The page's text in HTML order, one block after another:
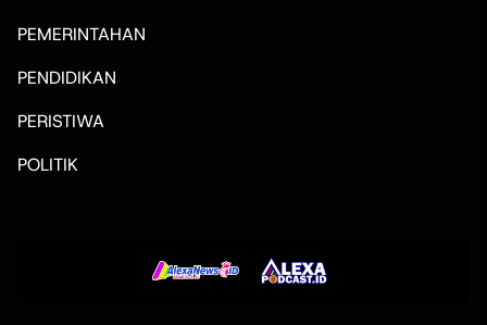
PEMERINTAHAN
PENDIDIKAN
PERISTIWA
POLITIK